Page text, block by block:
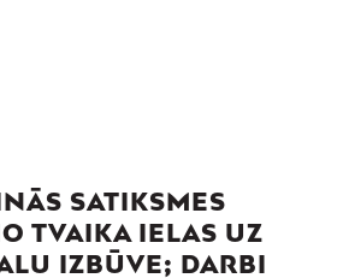
SATIKSMES
TVAIKA IELAS UZ
IZBŪVE; DARBI